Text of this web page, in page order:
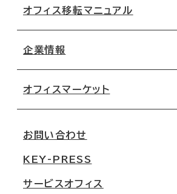
地図から探す
路線・駅から探す
オフィス移転マニュアル
移転コストシミュレーション
移転スケジュール
オフィス移転Q&A
企業情報
オフィスマーケット
大阪
名古屋
お問い合わせ
KEY-PRESS
サービスオフィス